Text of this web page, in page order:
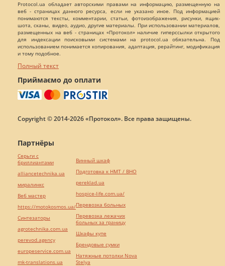
Protocol.ua обладает авторскими правами на информацию, размещенную на
веб - страницах данного ресурса, если не указано иное. Под информацией
понимаются тексты, комментарии, статьи, фотоизображения, рисунки, ящик-
шота, сканы, видео, аудио, другие материалы. При использовании материалов,
размещенных на веб - страницах «Протокол» наличие гиперссылки открытого
для индексации поисковыми системами на protocol.ua обязательна. Под
использованием понимается копирования, адаптация, рерайтинг, модификация
и тому подобное.
Полный текст
Приймаємо до оплати
Copyright © 2014-2026 «Протокол». Все права защищены.
Партнёры
Серьги с
бриллиантами
alliancetechnika.ua
миралинкс
Веб мастер
https://motokosmos.ua/
Синтезаторы
agrotechnika.com.ua
perevod.agency
europeservice.com.ua
mk-translations.ua
Винный шкаф
Подготовка к НМТ / ВНО
pereklad.ua
hospice-life.com.ua/
Перевозка больных
Перевозка лежачих
больных за границу
Шкафы купе
Брендовые сумки
Натяжные потолки Nova
Stelya